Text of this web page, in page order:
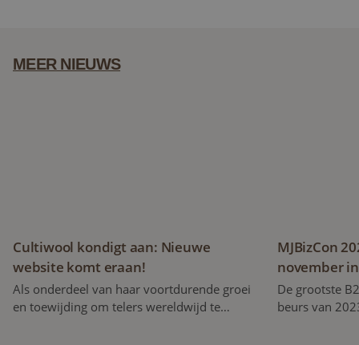
MEER NIEUWS
Cultiwool kondigt aan: Nieuwe
website komt eraan!
Als onderdeel van haar voortdurende groei
en toewijding om telers wereldwijd te
MJBizCon
november
De grootste
beurs van